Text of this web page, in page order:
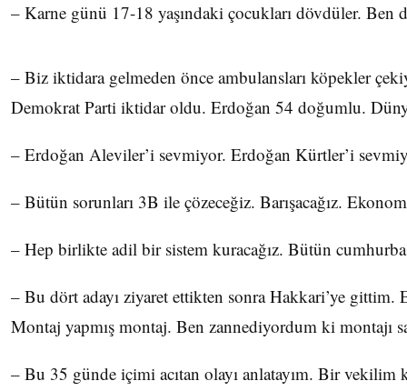
– Karne günü 17-18 yaşındaki çocukları dövdüler.
– Biz iktidara gelmeden önce ambulansları köpekler
Demokrat Parti iktidar oldu. Erdoğan 54 doğumlu.
– Erdoğan Aleviler’i sevmiyor. Erdoğan Kürtler’i
– Bütün sorunları 3B ile çözeceğiz. Barışacağız.
– Hep birlikte adil bir sistem kuracağız. Bütün
– Bu dört adayı ziyaret ettikten sonra Hakkari’ye gittim.
Montaj yapmış montaj. Ben zannediyordum ki montajı
– Bu 35 günde içimi acıtan olayı anlatayım. Bir